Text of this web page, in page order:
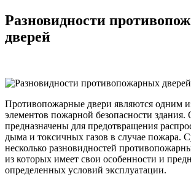
Разновидности
дверей
Противопожарные двери являются одним
элементов пожарной безопасности здания.
предназначены для предотвращения
дыма и токсичных газов в случае пожара.
несколько разновидностей
из которых имеет свои особенности и
определенных условий эксплуатации.